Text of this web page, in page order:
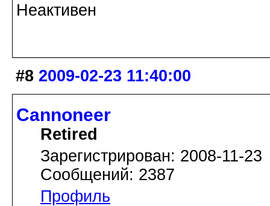
Неактивен
#8 2009-02-23 11:40:00
Cannoneer
Retired
Зарегистрирован: 2008-11-23
Сообщений: 2387
Профиль